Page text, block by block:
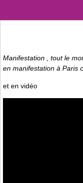
Manifestation , tout le
en manifestation à Paris
et en vidéo